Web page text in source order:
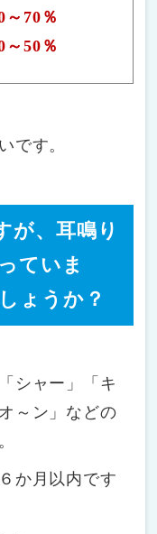
～70％
～50％
です。
が、耳鳴り
ていま
ょうか？
シャー」「キ
～ン」などの
か月以内です